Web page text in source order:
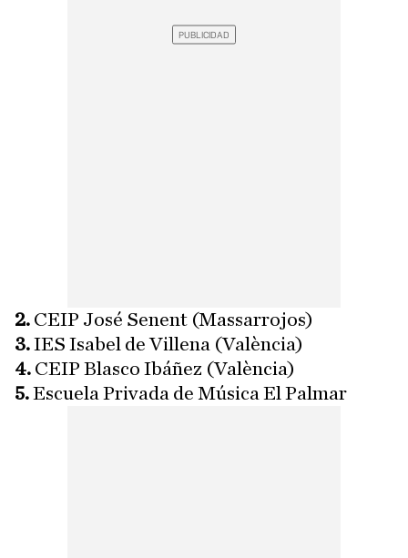
2. CEIP José Senent (Massarrojos)
3.IES Isabel de Villena (València)
4. CEIP Blasco Ibáñez (València)
5.Escuela Privada de Música El Palmar